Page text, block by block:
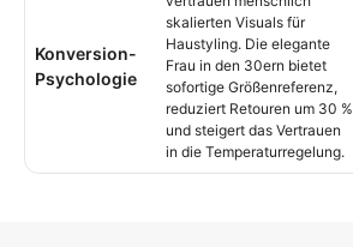
Konversion-
Psychologie
skalierten Visuals für
Haustyling. Die elegante
Frau in den 30ern bietet
sofortige Größenreferenz,
reduziert Retouren um 30 %
und steigert das Vertrauen
in die Temperaturregelung.